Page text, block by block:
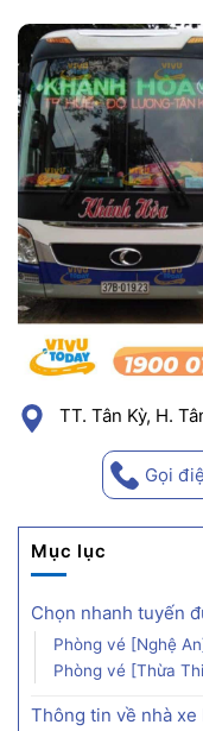
TT. Tân Kỳ, H.
Gọi
Mục lục
Chọn nhanh tuyến
Phòng vé [Nghệ
Phòng vé [Thừa
Thông tin về nhà xe